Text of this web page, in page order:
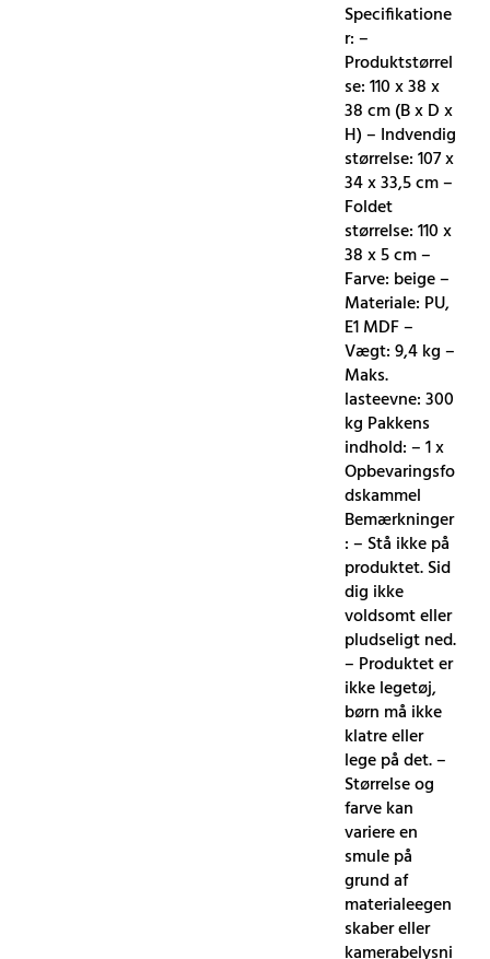
Specifikatione
r: –
Produktstørrel
se: 110 x 38 x
38 cm (B x D x
H) – Indvendig
størrelse: 107 x
34 x 33,5 cm –
Foldet
størrelse: 110 x
38 x 5 cm –
Farve: beige –
Materiale: PU,
E1 MDF –
Vægt: 9,4 kg –
Maks.
lasteevne: 300
kg Pakkens
indhold: – 1 x
Opbevaringsfo
dskammel
Bemærkninger
: – Stå ikke på
produktet. Sid
dig ikke
voldsomt eller
pludseligt ned.
– Produktet er
ikke legetøj,
børn må ikke
klatre eller
lege på det. –
Størrelse og
farve kan
variere en
smule på
grund af
materialeegen
skaber eller